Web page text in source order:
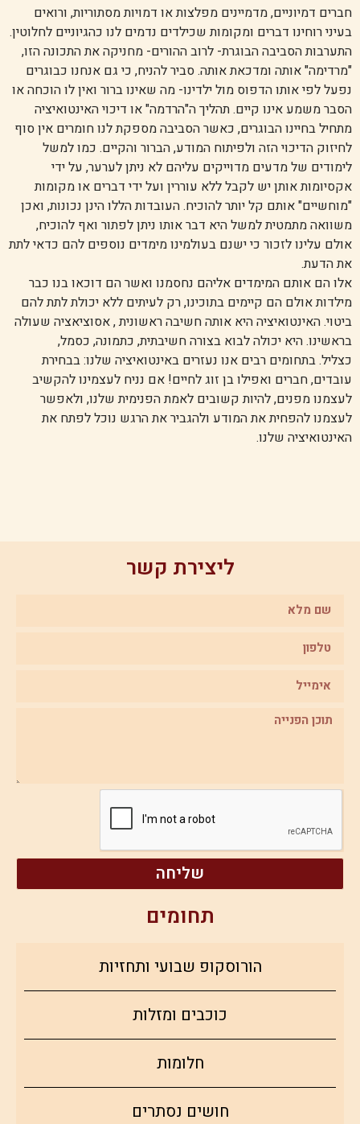
חברים דמיוניים, מדמיינים מפלצות או דמויות מסתוריות, ורואים
בעיני רוחינו דברים ומקומות שכילדים נדמים לנו כהגיוניים לחלוטין.
התערבות הסביבה הבוגרת- לרוב ההורים- מחניקה את התכונה הזו,
"מרדימה" אותה ומדכאת אותה. סביר להניח, כי גם אנחנו כבוגרים
נפעל לפי אותו הדפוס מול ילדינו- מה שאינו ברור ואין לו הוכחה או
הסבר משמע אינו קיים. תהליך ה"הרדמה" או דיכוי האינטואיציה
מתחיל בחיינו הבוגרים, כאשר הסביבה מספקת לנו חומרים אין סוף
לחיזוק הדיכוי הזה ולפיתוח המודע, הברור והקיים. כמו למשל
לימודים של מדעים מדוייקים עליהם לא ניתן לערער, על ידי
אקסיומות אותן יש לקבל ללא עוררין ועל ידי דברים או מקומות
"מוחשיים" אותם קל יותר להוכיח. העובדות הללו הינן נכונות, ואכן
משוואה מתמטית למשל היא דבר אותו ניתן לפתור ואף להוכיח,
אולם עלינו לזכור כי ישנם בעולמינו מימדים נוספים להם כדאי לתת
את הדעת.
אלו הם אותם המימדים אליהם נחסמנו ואשר הם דוכאו בנו כבר
מילדות אולם הם קיימים בתוכינו, רק לעיתים ללא יכולת לתת להם
ביטוי. האינטואיציה היא אותה חשיבה ראשונית , אסוציאציה שעולה
בראשינו. היא יכולה לבוא בצורה חשיבתית, כתמונה, כסמל,
כצליל. בתחומים רבים אנו נעזרים באינטואיציה שלנו: בבחירת
עובדים, חברים ואפילו בן זוג לחיים! אם נניח לעצמינו להקשיב
לעצמנו מפנים, להיות קשובים לאמת הפנימית שלנו, ולאפשר
לעצמנו להפחית את המודע ולהגביר את הרגש נוכל לפתח את
האינטואיציה שלנו.
ליצירת קשר
שליחה
תחומים
הורוסקופ שבועי ותחזיות
כוכבים ומזלות
חלומות
חושים נסתרים